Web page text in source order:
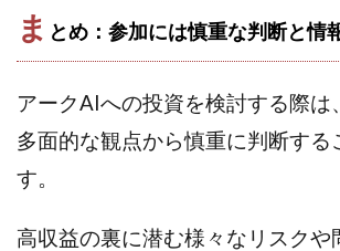
ま とめ：参加には慎重な判断と情
アークAIへの投資を検討する際は
多面的な観点から慎重に判断する
す。
高収益の裏に潜む様々なリスクや
ライフデザイン出版合同会社
らくらく
リッチ ギャザリング
リッチ ルーラー
リライアンス(Reliance)
ロミオ・ロド
ワークホップ(Work Hop)
ワールドリユ
フェールNaviシステム
ニューイヤーパ